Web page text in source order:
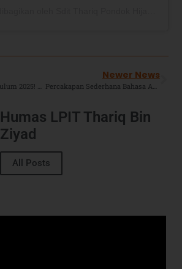
Coding Masuk Kurikulum 2025! Begini Cara Sekolah Kami Siap Dengan Digital Classroom
Newer News
Percakapan Sederhana Bahasa Arab, Part 1 : Salam dan Perkenalan
Humas LPIT Thariq Bin
Ziyad
All Posts